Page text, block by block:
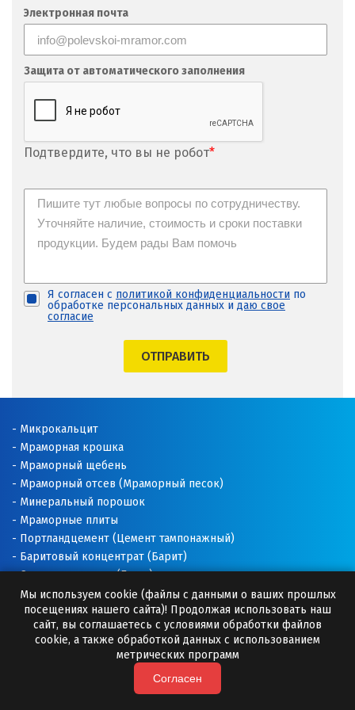
Х
Хабаровск
Ханты-Мансийск
Химки
Чебаркуль
Челябинск
Чехов
Чита
Электросталь
Ю
Югорск
Я
Ялуторовск
Ярославль
Электронная почта
Защита от автоматического заполнения
Подтвердите, что вы не робот*
Я согласен с политикой конфиденциальности по
обработке персональных данных и даю свое
согласие
ОТПРАВИТЬ
Микрокальцит
Мраморная крошка
Мраморный щебень
Мраморный отсев (Мраморный песок)
Минеральный порошок
Мраморные плиты
Портландцемент (Цемент тампонажный)
Баритовый концентрат (Барит)
Соль техническая (Галит)
Доломитовая мука
Известняковая мука
Добавки для буровых растворов
Буровые растворы
Премиксы (Минеральные добавки)
Мы используем cookie (файлы с данными о ваших прошлых
посещениях нашего сайта)! Продолжая использовать наш
сайт, вы соглашаетесь с условиями обработки файлов
cookie, а также обработкой данных с использованием
метрических программ
Согласен